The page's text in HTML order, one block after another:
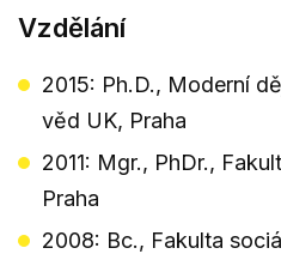
Vzdělání
2015: Ph.D., Moderní
věd UK, Praha
2011: Mgr., PhDr.,
Praha
2008: Bc., Fakulta